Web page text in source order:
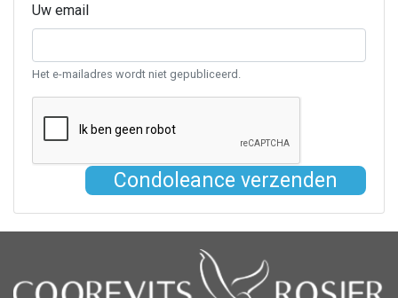
Uw email
Het e-mailadres wordt niet gepubliceerd.
Condoleance verzenden